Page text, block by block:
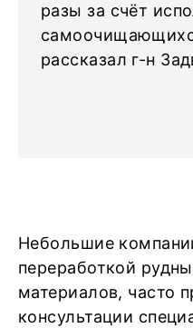
разы за счёт
рассказал г-н
Небольшие
переработкой
материалов, часто
консультации